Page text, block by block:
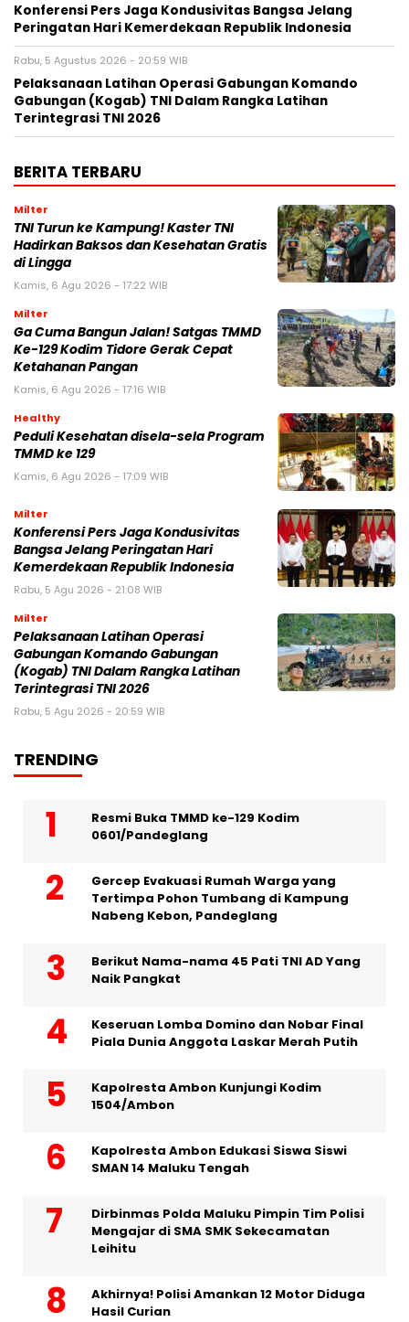
Konferensi Pers Jaga Kondusivitas Bangsa Jelang
Peringatan Hari Kemerdekaan Republik Indonesia
Rabu, 5 Agustus 2026 - 20:59 WIB
Pelaksanaan Latihan Operasi Gabungan Komando
Gabungan (Kogab) TNI Dalam Rangka Latihan
Terintegrasi TNI 2026
BERITA TERBARU
Milter
TNI Turun ke Kampung! Kaster TNI
Hadirkan Baksos dan Kesehatan Gratis
di Lingga
Kamis, 6 Agu 2026 - 17:22 WIB
Milter
Ga Cuma Bangun Jalan! Satgas TMMD
Ke-129 Kodim Tidore Gerak Cepat
Ketahanan Pangan
Kamis, 6 Agu 2026 - 17:16 WIB
Healthy
Peduli Kesehatan disela-sela Program
TMMD ke 129
Kamis, 6 Agu 2026 - 17:09 WIB
Milter
Konferensi Pers Jaga Kondusivitas
Bangsa Jelang Peringatan Hari
Kemerdekaan Republik Indonesia
Rabu, 5 Agu 2026 - 21:08 WIB
Milter
Pelaksanaan Latihan Operasi
Gabungan Komando Gabungan
(Kogab) TNI Dalam Rangka Latihan
Terintegrasi TNI 2026
Rabu, 5 Agu 2026 - 20:59 WIB
TRENDING
Resmi Buka TMMD ke-129 Kodim
0601/Pandeglang
Gercep Evakuasi Rumah Warga yang
Tertimpa Pohon Tumbang di Kampung
Nabeng Kebon, Pandeglang
Berikut Nama-nama 45 Pati TNI AD Yang
Naik Pangkat
Keseruan Lomba Domino dan Nobar Final
Piala Dunia Anggota Laskar Merah Putih
Kapolresta Ambon Kunjungi Kodim
1504/Ambon
Kapolresta Ambon Edukasi Siswa Siswi
SMAN 14 Maluku Tengah
Dirbinmas Polda Maluku Pimpin Tim Polisi
Mengajar di SMA SMK Sekecamatan
Leihitu
Akhirnya! Polisi Amankan 12 Motor Diduga
Hasil Curian